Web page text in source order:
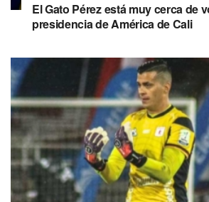
El Gato Pérez está muy cerca de
presidencia de América de Cali